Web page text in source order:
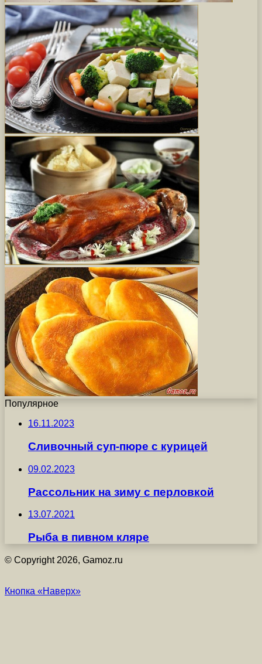
Популярное
16.11.2023
Сливочный суп-пюре с курицей
09.02.2023
Рассольник на зиму с перловкой
13.07.2021
Рыба в пивном кляре
© Copyright 2026, Gamoz.ru
Кнопка «Наверх»